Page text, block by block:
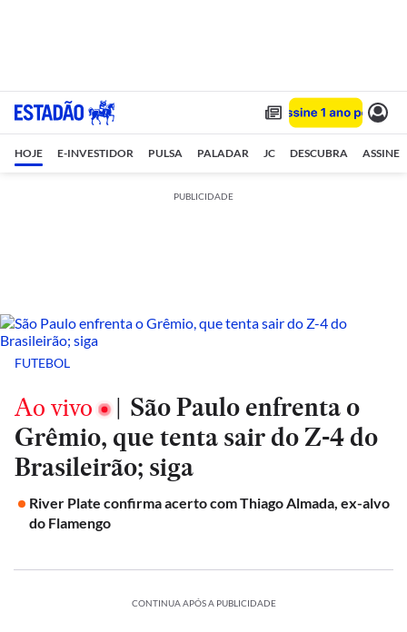
HOJE E-INVESTIDOR PULSA PALADAR JC DESCUBRA ASSINE
PUBLICIDADE
FUTEBOL
Ao vivo | São Paulo enfrenta o
Grêmio, que tenta sair do Z-4 do
Brasileirão; siga
River Plate confirma acerto com Thiago Almada, ex-alvo
do Flamengo
CONTINUA APÓS A PUBLICIDADE